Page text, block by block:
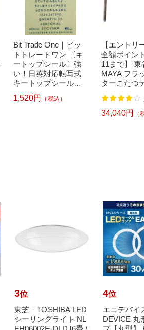
Bit Trade One｜ビッ
トトレードワン 〔キ
ートップシール〕強
い！日英対応転写式
キートップシールセ
ット ブルー DYKTSB
L
1,520円 （税込）
【エントリ
全額ポイン
11まで】 東
MAYA フラ
ターこたつ
※長方形（
5×H38cm）
ブラウン [約
34,040円 （
3位
東芝｜TOSHIBA LED
シーリングライト NL
4位
エコデバイ
DEVICE 丸